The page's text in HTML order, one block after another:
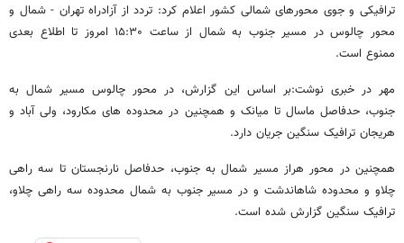
ترافیکی و جوی محورهای شمالی کشور اعلام کرد: تردد از آزادراه تهران - شمال و
محور چالوس در مسیر جنوب به شمال از ساعت ۱۵:۳۰ امروز تا اطلاع بعدی
ممنوع است.
مهر در خبری نوشت:بر اساس این گزارش، در محور چالوس مسیر شمال به
جنوب، حدفاصل ماسال تا میانک و همچنین در محدوده های مکارود، ولی آباد و
هریجان ترافیک سنگین جریان دارد.
همچنین در محور هراز مسیر شمال به جنوب، حدفاصل نارنجستان تا سه راهی
چلاو و محدوده شاهاندشت و در مسیر جنوب به شمال محدوده سه راهی چلاو،
ترافیک سنگین گزارش شده است.